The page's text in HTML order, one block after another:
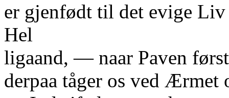
er gjenfødt til det evige
Hel
ligaand, — naar Paven
derpaa tåger os ved Ærmet